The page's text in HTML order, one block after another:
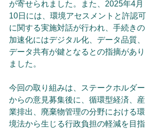
が寄せられました。また、2025年4月
10日には、環境アセスメントと許認可
に関する実施対話が行われ、手続きの
加速化にはデジタル化、データ品質、
データ共有が鍵となるとの指摘があり
ました。
今回の取り組みは、ステークホルダー
からの意見募集後に、循環型経済、産
業排出、廃棄物管理の分野における環
境法から生じる行政負担の軽減を目指